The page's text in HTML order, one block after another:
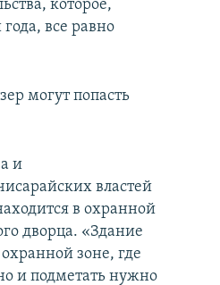
которое,
все равно
могут попасть
и
властей
в охранной
дворца. «Здание
зоне, где
и подметать нужно